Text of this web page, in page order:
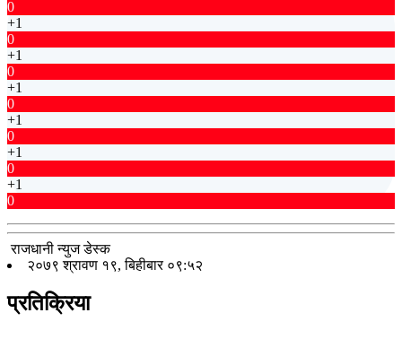
0
+1
0
+1
0
+1
0
+1
0
+1
0
+1
0
राजधानी न्युज डेस्क
२०७९ श्रावण १९, बिहीबार ०९:५२
प्रतिक्रिया